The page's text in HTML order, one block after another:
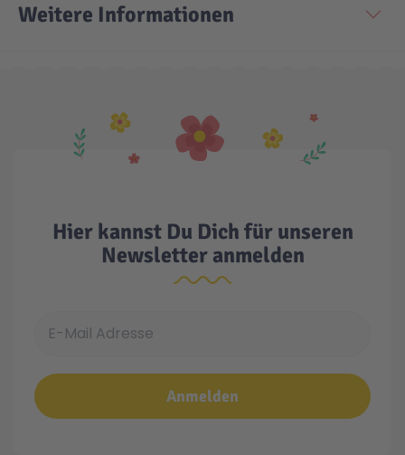
Weitere Informationen
Hier kannst Du Dich für unseren
Newsletter anmelden
Anmelden